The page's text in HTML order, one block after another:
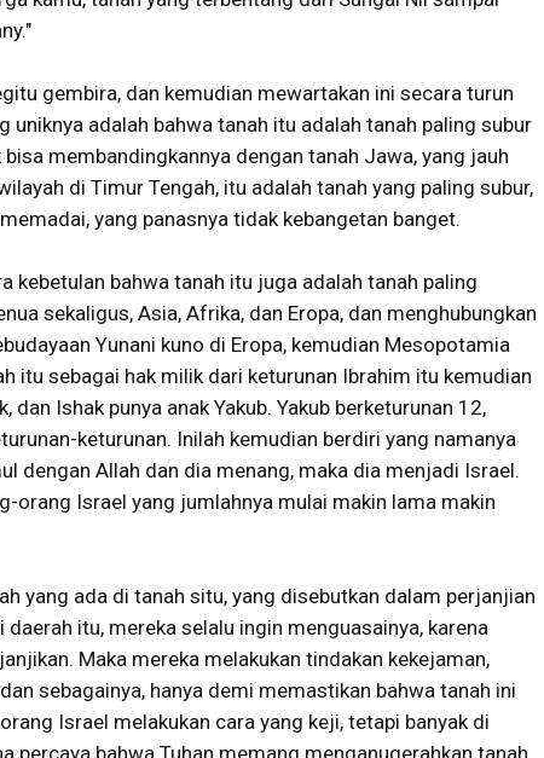
gembira, dan kemudian mewartakan ini secara turun
uniknya adalah bahwa tanah itu adalah tanah paling subur
membandingkannya dengan tanah Jawa, yang jauh
di Timur Tengah, itu adalah tanah yang paling subur,
yang panasnya tidak kebangetan banget.
kebetulan bahwa tanah itu juga adalah tanah paling
sekaligus, Asia, Afrika, dan Eropa, dan menghubungkan
Yunani kuno di Eropa, kemudian Mesopotamia
itu sebagai hak milik dari keturunan Ibrahim itu kemudian
Ishak punya anak Yakub. Yakub berketurunan 12,
keturunan. Inilah kemudian berdiri yang namanya
dengan Allah dan dia menang, maka dia menjadi Israel.
orang Israel yang jumlahnya mulai makin lama makin
yang ada di tanah situ, yang disebutkan dalam perjanjian
itu, mereka selalu ingin menguasainya, karena
Maka mereka melakukan tindakan kekejaman,
sebagainya, hanya demi memastikan bahwa tanah ini
Israel melakukan cara yang keji, tetapi banyak di
percaya bahwa Tuhan memang menganugerahkan tanah